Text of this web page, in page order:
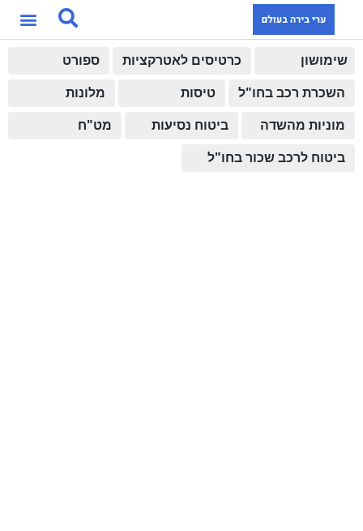
שימושון כרטיסים לאטרקציות ספורט
השכרת רכב בחו"ל טיסות מלונות
מוניות מהשדה ביטוח נסיעות מט"ח
ביטוח לרכב שכור בחו"ל